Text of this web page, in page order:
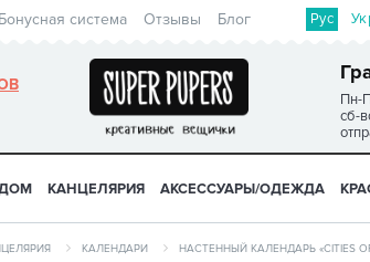
Бонусная система Отзывы Блог Рус
Пн-
сб-
КАНЦЕЛЯРИЯ АКСЕССУАРЫ/ОДЕЖДА
КАЛЕНДАРИ НАСТЕННЫЙ КАЛЕНДАРЬ «CITIES OF